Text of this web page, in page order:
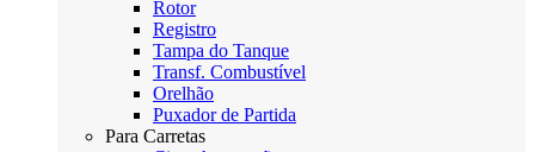
Rotor
Registro
Tampa do Tanque
Transf. Combustível
Orelhão
Puxador de Partida
Para Carretas